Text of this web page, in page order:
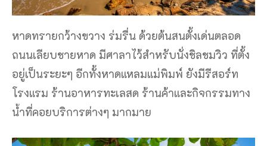
หาดทรายกว้างขวาง ร่มรื่น ด้วยต้นสนตั้งเด่นตลอด
ถนนเลียบชายหาด มีศาลาไว้สำหรับนั่งชิลชมวิว ที่ตั้ง
อยู่เป็นระยะๆ อีกทั้งหาดแหลมแม่พิมพ์ ยังมีรีสอร์ท
โรงแรม ร้านอาหารทะเลสด ร้านค้าและกิจกรรมทาง
น้ำที่คอยบริการต่างๆ มากมาย